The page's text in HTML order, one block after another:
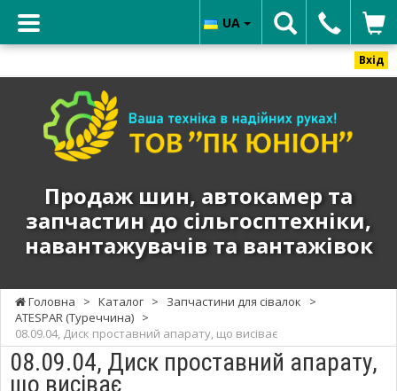
Вхід
ЮНИОН"
автокамер
до
сільгосптехніки,
навантажувачів
та
вантажівок
Продаж шин, автокамер та
запчастин до сільгосптехніки,
навантажувачів та вантажівок
UA
Головна > Каталог > Запчастини для сівалок
>
ATESPAR (Туреччина) >
08.09.04, Диск проставний апарату, що висіває
08.09.04, Диск проставний апарату,
що висіває